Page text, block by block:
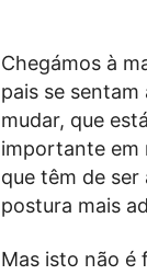
Chegámos à
pais se
mudar, que
importante em
que têm de ser
postura mais
Mas isto não é